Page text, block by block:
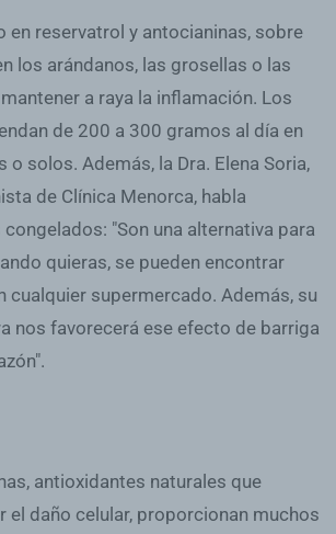
en reservatrol y antocianinas, sobre
los arándanos, las grosellas o las
a raya la inflamación. Los
de 200 a 300 gramos al día en
solos. Además, la Dra. Elena Soria,
de Clínica Menorca, habla
"Son una alternativa para
quieras, se pueden encontrar
cualquier supermercado. Además, su
nos favorecerá ese efecto de barriga
antioxidantes naturales que
el daño celular, proporcionan muchos